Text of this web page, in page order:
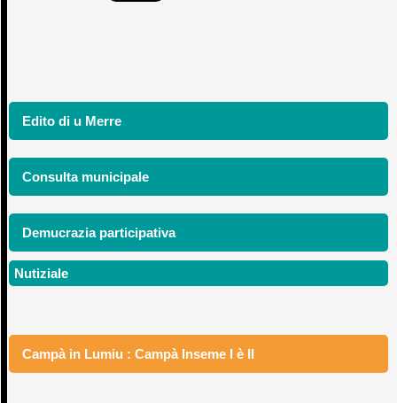
Edito di u Merre
Consulta municipale
Demucrazia participativa
Nutiziale
Campà in Lumiu : Campà Inseme I è II